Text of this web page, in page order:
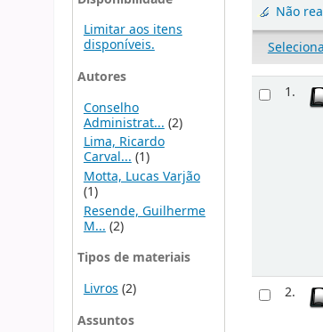
Limitar aos itens
disponíveis.
Autores
Conselho
Administrat... (2)
Lima, Ricardo
Carval...(1)
Motta, Lucas Varjão
(1)
Resende, Guilherme
M... (2)
Tipos de materiais
Livros (2)
Assuntos
Não
1.
2.